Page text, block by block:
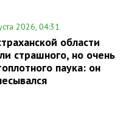
2026, 04:31
области
страшного, но очень
паука: он